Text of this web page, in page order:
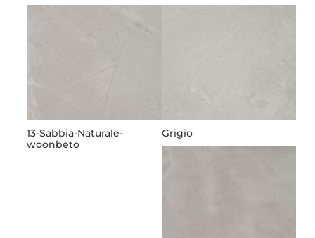
13-Sabbia-Naturale-
woonbeto
Grigio